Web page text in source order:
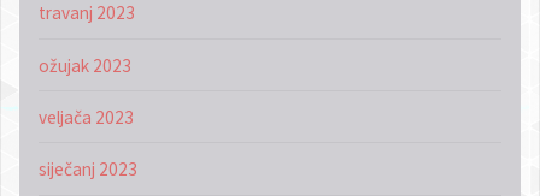
travanj 2023
ožujak 2023
veljača 2023
siječanj 2023